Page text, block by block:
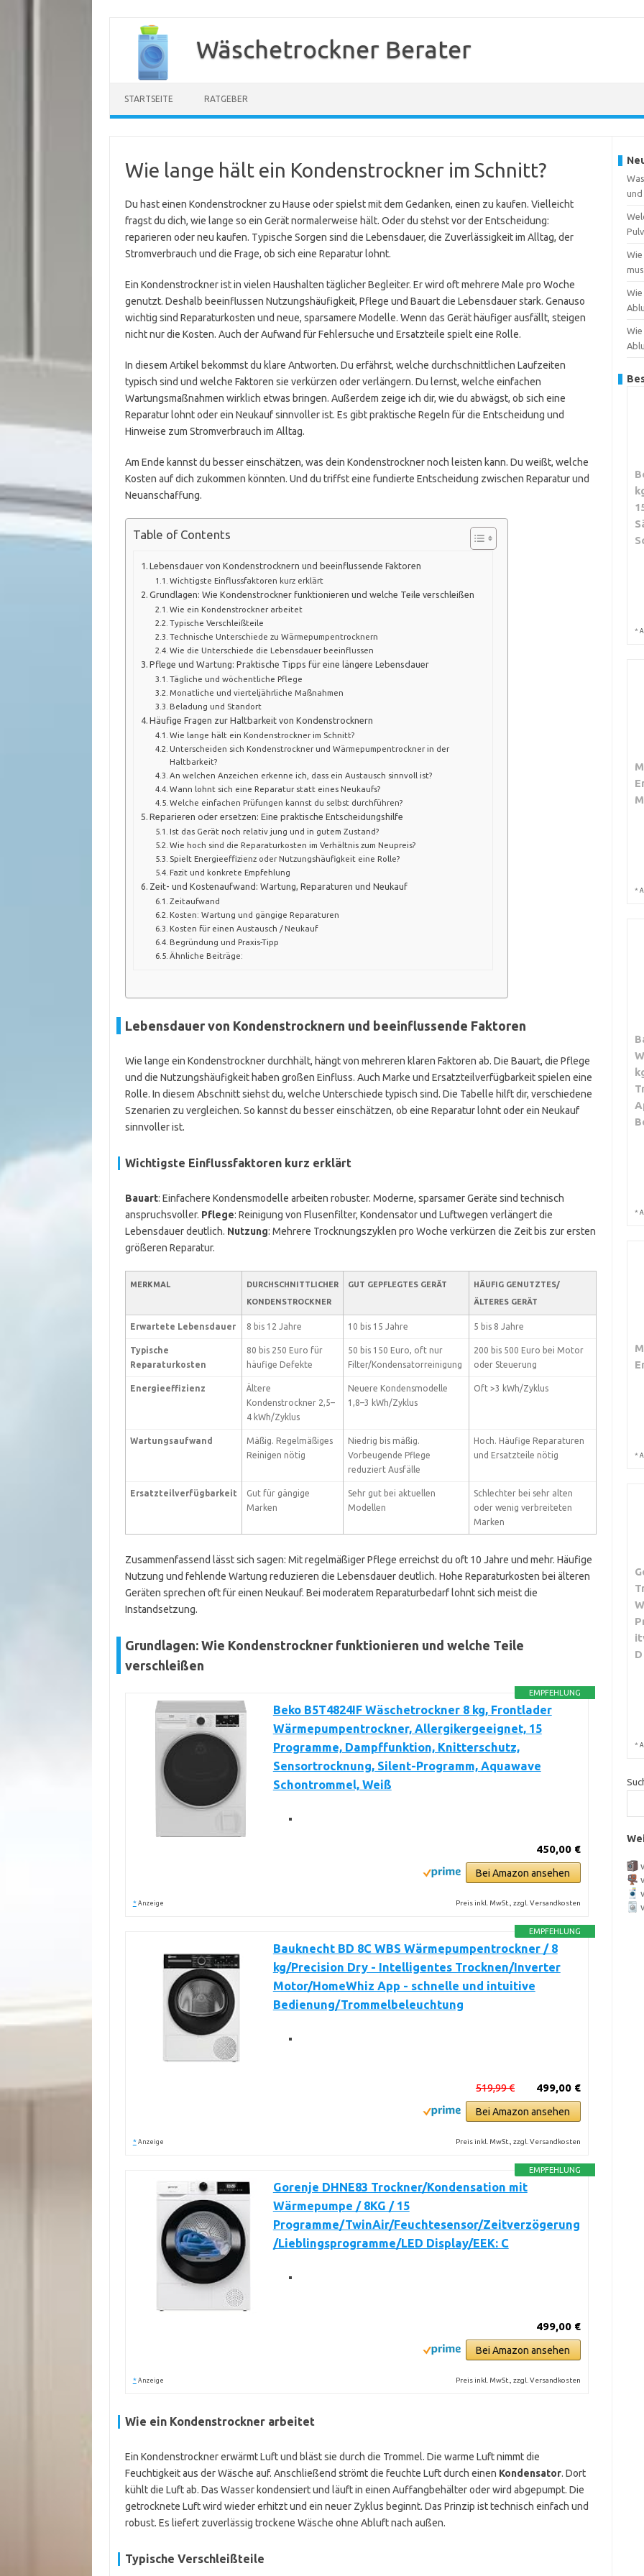
springen
Wäschetrockner Berater
STARTSEITE RATGEBER
Wie lange hält ein Kondenstrockner im Schnitt?
Du hast einen Kondenstrockner zu Hause oder spielst mit dem Gedanken, einen zu kaufen. Vielleicht
fragst du dich, wie lange so ein Gerät normalerweise hält. Oder du stehst vor der Entscheidung:
reparieren oder neu kaufen. Typische Sorgen sind die Lebensdauer, die Zuverlässigkeit im Alltag, der
Stromverbrauch und die Frage, ob sich eine Reparatur lohnt.
Ein Kondenstrockner ist in vielen Haushalten täglicher Begleiter. Er wird oft mehrere Male pro Woche
genutzt. Deshalb beeinflussen Nutzungshäufigkeit, Pflege und Bauart die Lebensdauer stark. Genauso
wichtig sind Reparaturkosten und neue, sparsamere Modelle. Wenn das Gerät häufiger ausfällt, steigen
nicht nur die Kosten. Auch der Aufwand für Fehlersuche und Ersatzteile spielt eine Rolle.
In diesem Artikel bekommst du klare Antworten. Du erfährst, welche durchschnittlichen Laufzeiten
typisch sind und welche Faktoren sie verkürzen oder verlängern. Du lernst, welche einfachen
Wartungsmaßnahmen wirklich etwas bringen. Außerdem zeige ich dir, wie du abwägst, ob sich eine
Reparatur lohnt oder ein Neukauf sinnvoller ist. Es gibt praktische Regeln für die Entscheidung und
Hinweise zum Stromverbrauch im Alltag.
Am Ende kannst du besser einschätzen, was dein Kondenstrockner noch leisten kann. Du weißt, welche
Kosten auf dich zukommen könnten. Und du triffst eine fundierte Entscheidung zwischen Reparatur und
Neuanschaffung.
Table of Contents
Lebensdauer von Kondenstrocknern und beeinflussende Faktoren
Wichtigste Einflussfaktoren kurz erklärt
Grundlagen: Wie Kondenstrockner funktionieren und welche Teile verschleißen
Wie ein Kondenstrockner arbeitet
Typische Verschleißteile
Technische Unterschiede zu Wärmepumpentrocknern
Wie die Unterschiede die Lebensdauer beeinflussen
Pflege und Wartung: Praktische Tipps für eine längere Lebensdauer
Tägliche und wöchentliche Pflege
Monatliche und vierteljährliche Maßnahmen
Beladung und Standort
Häufige Fragen zur Haltbarkeit von Kondenstrocknern
Wie lange hält ein Kondenstrockner im Schnitt?
Unterscheiden sich Kondenstrockner und Wärmepumpentrockner in der
Haltbarkeit?
An welchen Anzeichen erkenne ich, dass ein Austausch sinnvoll ist?
Wann lohnt sich eine Reparatur statt eines Neukaufs?
Welche einfachen Prüfungen kannst du selbst durchführen?
Reparieren oder ersetzen: Eine praktische Entscheidungshilfe
Ist das Gerät noch relativ jung und in gutem Zustand?
Wie hoch sind die Reparaturkosten im Verhältnis zum Neupreis?
Spielt Energieeffizienz oder Nutzungshäufigkeit eine Rolle?
Fazit und konkrete Empfehlung
Zeit- und Kostenaufwand: Wartung, Reparaturen und Neukauf
Zeitaufwand
Kosten: Wartung und gängige Reparaturen
Kosten für einen Austausch / Neukauf
Begründung und Praxis-Tipp
Ähnliche Beiträge:
Lebensdauer von Kondenstrocknern und beeinflussende Faktoren
Wie lange ein Kondenstrockner durchhält, hängt von mehreren klaren Faktoren ab. Die Bauart, die Pflege
und die Nutzungshäufigkeit haben großen Einfluss. Auch Marke und Ersatzteilverfügbarkeit spielen eine
Rolle. In diesem Abschnitt siehst du, welche Unterschiede typisch sind. Die Tabelle hilft dir, verschiedene
Szenarien zu vergleichen. So kannst du besser einschätzen, ob eine Reparatur lohnt oder ein Neukauf
sinnvoller ist.
Wichtigste Einflussfaktoren kurz erklärt
Bauart: Einfachere Kondensmodelle arbeiten robuster. Moderne, sparsamer Geräte sind technisch
anspruchsvoller. Pflege: Reinigung von Flusenfilter, Kondensator und Luftwegen verlängert die
Lebensdauer deutlich. Nutzung: Mehrere Trocknungszyklen pro Woche verkürzen die Zeit bis zur ersten
größeren Reparatur.
MERKMAL
DURCHSCHNITTLICHER
KONDENSTROCKNER
GUT GEPFLEGTES GERÄT
HÄUFIG GENUTZTES/
ÄLTERES GERÄT
Erwartete Lebensdauer 8 bis 12 Jahre 10 bis 15 Jahre 5 bis 8 Jahre
Typische
Reparaturkosten
80 bis 250 Euro für
häufige Defekte
50 bis 150 Euro, oft nur
Filter/Kondensatorreinigung
200 bis 500 Euro bei Motor
oder Steuerung
Energieeffizienz
Ältere
Kondenstrockner 2,5–
4 kWh/Zyklus
Neuere Kondensmodelle
1,8–3 kWh/Zyklus
Oft >3 kWh/Zyklus
Wartungsaufwand
Mäßig. Regelmäßiges
Reinigen nötig
Niedrig bis mäßig.
Vorbeugende Pflege
reduziert Ausfälle
Hoch. Häufige Reparaturen
und Ersatzteile nötig
Ersatzteilverfügbarkeit
Gut für gängige
Marken
Sehr gut bei aktuellen
Modellen
Schlechter bei sehr alten
oder wenig verbreiteten
Marken
Zusammenfassend lässt sich sagen: Mit regelmäßiger Pflege erreichst du oft 10 Jahre und mehr. Häufige
Nutzung und fehlende Wartung reduzieren die Lebensdauer deutlich. Hohe Reparaturkosten bei älteren
Geräten sprechen oft für einen Neukauf. Bei moderatem Reparaturbedarf lohnt sich meist die
Instandsetzung.
Grundlagen: Wie Kondenstrockner funktionieren und welche Teile
verschleißen
EMPFEHLUNG
Beko B5T4824IF Wäschetrockner 8 kg, Frontlader
Wärmepumpentrockner, Allergikergeeignet, 15
Programme, Dampffunktion, Knitterschutz,
Sensortrocknung, Silent-Programm, Aquawave
Schontrommel, Weiß
450,00 €
Bei Amazon ansehen
* Anzeige Preis inkl. MwSt., zzgl. Versandkosten
EMPFEHLUNG
Bauknecht BD 8C WBS Wärmepumpentrockner / 8
kg/Precision Dry - Intelligentes Trocknen/Inverter
Motor/HomeWhiz App - schnelle und intuitive
Bedienung/Trommelbeleuchtung
499,00 €
519,99 €
Bei Amazon ansehen
* Anzeige Preis inkl. MwSt., zzgl. Versandkosten
EMPFEHLUNG
Gorenje DHNE83 Trockner/Kondensation mit
Wärmepumpe / 8KG / 15
Programme/TwinAir/Feuchtesensor/Zeitverzögerung
/Lieblingsprogramme/LED Display/EEK: C
499,00 €
Bei Amazon ansehen
* Anzeige Preis inkl. MwSt., zzgl. Versandkosten
Wie ein Kondenstrockner arbeitet
Ein Kondenstrockner erwärmt Luft und bläst sie durch die Trommel. Die warme Luft nimmt die
Feuchtigkeit aus der Wäsche auf. Anschließend strömt die feuchte Luft durch einen Kondensator. Dort
kühlt die Luft ab. Das Wasser kondensiert und läuft in einen Auffangbehälter oder wird abgepumpt. Die
getrocknete Luft wird wieder erhitzt und ein neuer Zyklus beginnt. Das Prinzip ist technisch einfach und
robust. Es liefert zuverlässig trockene Wäsche ohne Abluft nach außen.
Typische Verschleißteile
*
*
*
*
*